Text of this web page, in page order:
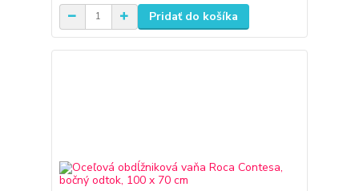
Pridať do košíka